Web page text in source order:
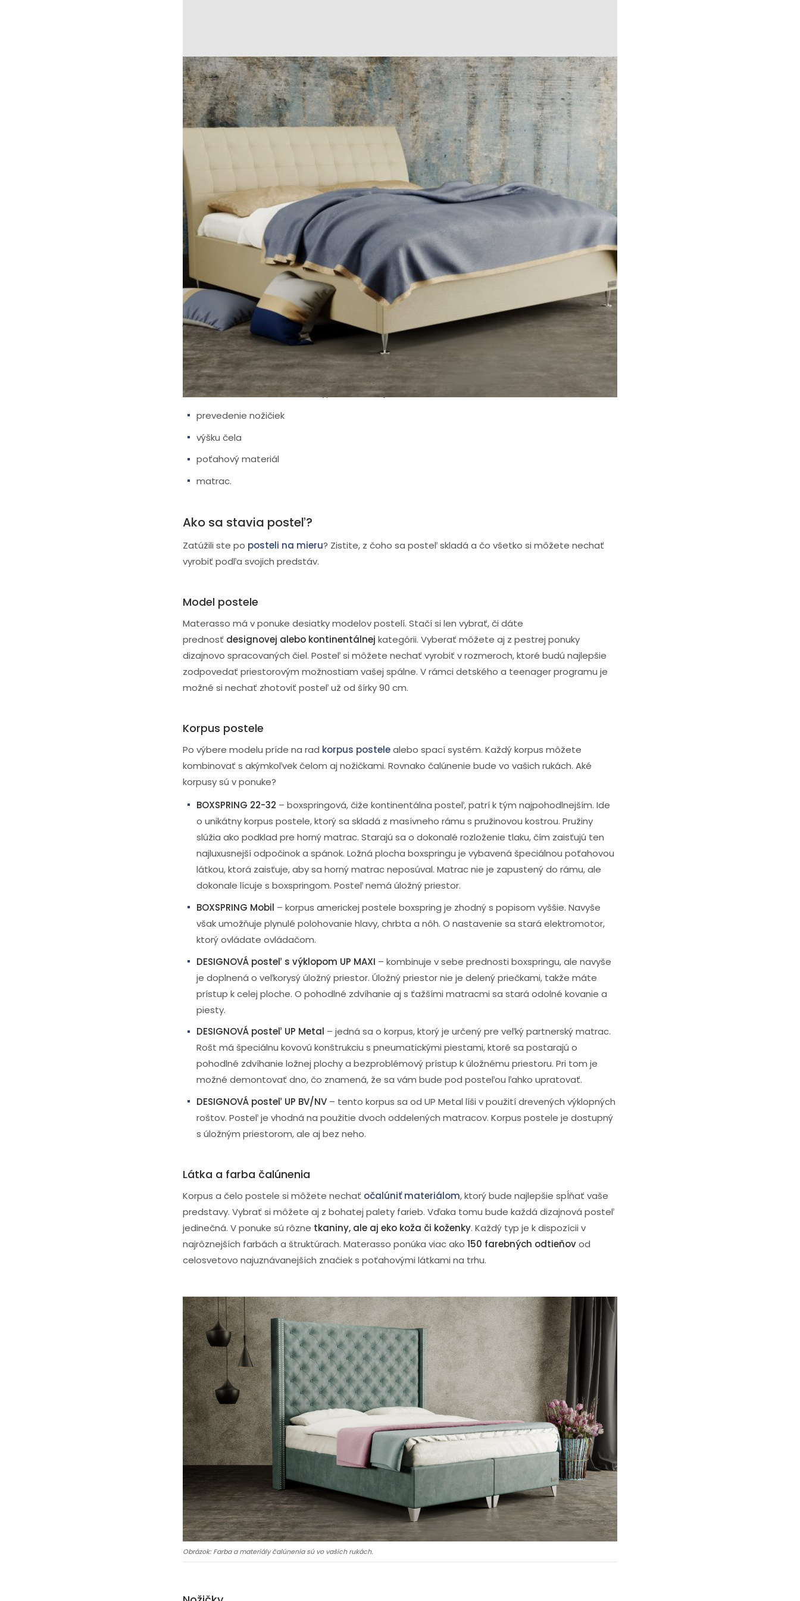
Kvalitný spánok a odpočinok stojí za vašou dobrou náladou, zdravím aj životnými úspechmi.
Aby ste sa dobre vyspali, je potrebné dodržiavať nielen pravidlá spánkovej hygieny, ale
taktiež si pre odpočinok zvoliť správny rám postele v kombinácii s matracom a roštom. Aká
posteľ splní vaše individuálne požiadavky? Predsa tá, ktorá je vyrobená na mieru!
Prečo sa rozhodnúť pre designové postele od Materasso?
Spoločnosť Materasso bola založená v roku 1995, kedy sa zameriavala predovšetkýmna výrobu
zdravotných a ortopedických matracov
, antialergických prikrývok, vankúšov a dekoračných diek.
Od roku 2009 sa venuje aj výrobe kontinentálnych postelí a roštov.
Spoločnosť združuje odborníkov s bohatými a dlhoročnými skúsenosťami v oblasti výroby
ortopedických matracov a postelí. Dizajnéri a konštruktéri sledujúvšetky nové trendy v odbore
, a
tak môžu zákazníkom prinášať najmodernejšie riešenia v oblasti odpočinku a spánku. Obľúbenosť
postelí, nábytku a matracov značky Materasso tkvie predovšetkým vo funkčnom spojení
jednotlivých prvkov.
Nejde len o dizajn, ale aj pohodlie a kvalitu, ktorá sa podpisuje na dlhej
životnosti.
V Materasso si môžete nechať vyrobiť posteľ na mieru a môžete sa spoľahnúť, že zamestnanci
spoločnosti vyjdú vašim predstavám a očakávaniam maximálne v ústrety. Pri posteliach si
môžete zvoliť nielen rozmer a typ rámu, ale aj:
prevedenie nožičiek
výšku čela
poťahový materiál
matrac.
Ako sa stavia posteľ?
Zatúžili ste po posteli na mieru? Zistite, z čoho sa posteľ skladá a čo všetko si môžete nechať
vyrobiť podľa svojich predstáv.
Model postele
Materasso má v ponuke desiatky modelov postelí. Stačí si len vybrať, či dáte
prednosť designovej alebo kontinentálnej kategórii. Vyberať môžete aj z pestrej ponuky
dizajnovo spracovaných čiel. Posteľ si môžete nechať vyrobiť v rozmeroch, ktoré budú najlepšie
zodpovedať priestorovým možnostiam vašej spálne. V rámci detského a teenager programu je
možné si nechať zhotoviť posteľ už od šírky 90 cm.
Korpus postele
Po výbere modelu príde na rad korpus postelealebo spací systém. Každý korpus môžete
kombinovať s akýmkoľvek čelom aj nožičkami. Rovnako čalúnenie bude vo vašich rukách. Aké
korpusy sú v ponuke?
BOXSPRING 22-32 – boxspringová, čiže kontinentálna posteľ, patrí k tým najpohodlnejším. Ide
o unikátny korpus postele, ktorý sa skladá z masívneho rámu s pružinovou kostrou. Pružiny
slúžia ako podklad pre horný matrac. Starajú sa o dokonalé rozloženie tlaku, čím zaisťujú ten
najluxusnejší odpočinok a spánok. Ložná plocha boxspringu je vybavená špeciálnou poťahovou
látkou, ktorá zaisťuje, aby sa horný matrac neposúval. Matrac nie je zapustený do rámu, ale
dokonale lícuje s boxspringom. Posteľ nemá úložný priestor.
BOXSPRING Mobil – korpus americkej postele boxspring je zhodný s popisom vyššie. Navyše
však umožňuje plynulé polohovanie hlavy, chrbta a nôh. O nastavenie sa stará elektromotor,
ktorý ovládate ovládačom.
DESIGNOVÁ posteľ s výklopom UP MAXI – kombinuje v sebe prednosti boxspringu, ale navyše
je doplnená o veľkorysý úložný priestor. Úložný priestor nie je delený priečkami, takže máte
prístup k celej ploche. O pohodlné zdvíhanie aj s ťažšími matracmi sa stará odolné kovanie a
piesty.
DESIGNOVÁ posteľ UP Metal – jedná sa o korpus, ktorý je určený pre veľký partnerský matrac.
Rošt má špeciálnu kovovú konštrukciu s pneumatickými piestami, ktoré sa postarajú o
pohodlné zdvíhanie ložnej plochy a bezproblémový prístup k úložnému priestoru. Pri tom je
možné demontovať dno, čo znamená, že sa vám bude pod posteľou ľahko upratovať.
DESIGNOVÁ posteľ UP BV/NV– tento korpus sa od UP Metal líši v použití drevených výklopných
roštov. Posteľ je vhodná na použitie dvoch oddelených matracov. Korpus postele je dostupný
s úložným priestorom, ale aj bez neho.
Látka a farba čalúnenia
Korpus a čelo postele si môžete nechať očalúniť materiálom, ktorý bude najlepšie spĺňať vaše
predstavy. Vybrať si môžete aj z bohatej palety farieb. Vďaka tomu bude každá dizajnová posteľ
jedinečná. V ponuke sú rôzne tkaniny, ale aj eko koža či koženky. Každý typ je k dispozícii v
najrôznejších farbách a štruktúrach. Materasso ponúka viac ako 150 farebných odtieňovod
celosvetovo najuznávanejších značiek s poťahovými látkami na trhu.
Obrázok: Farba a materiály čalúnenia sú vo vašich rukách.